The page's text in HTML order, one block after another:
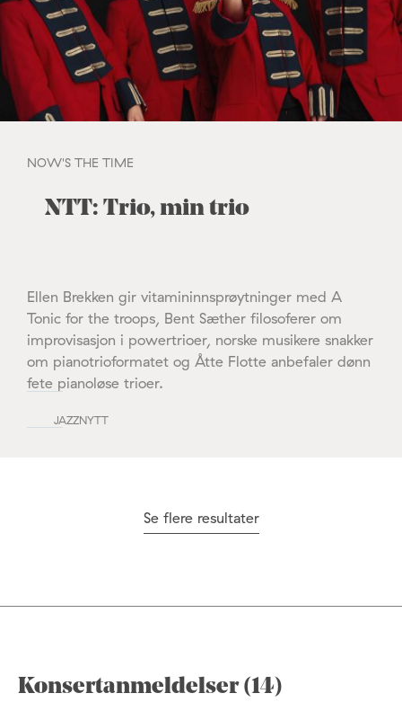
NOW'S THE TIME
NTT: Trio, min trio
Ellen Brekken gir vitamininnsprøytninger med A
Tonic for the troops, Bent Sæther filosoferer om
improvisasjon i powertrioer, norske musikere snakker
om pianotrioformatet og Åtte Flotte anbefaler dønn
fete pianoløse trioer.
JAZZNYTT
Se flere resultater
Konsertanmeldelser (14)